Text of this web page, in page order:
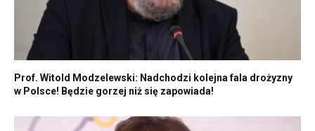
Prof. Witold Modzelewski: Nadchodzi kolejna fala drożyzny
w Polsce! Będzie gorzej niż się zapowiada!